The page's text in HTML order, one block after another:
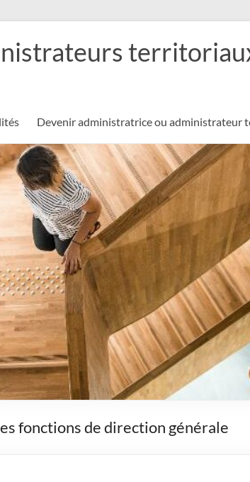
Devenir administratrice ou administrateur
fonctions de direction générale